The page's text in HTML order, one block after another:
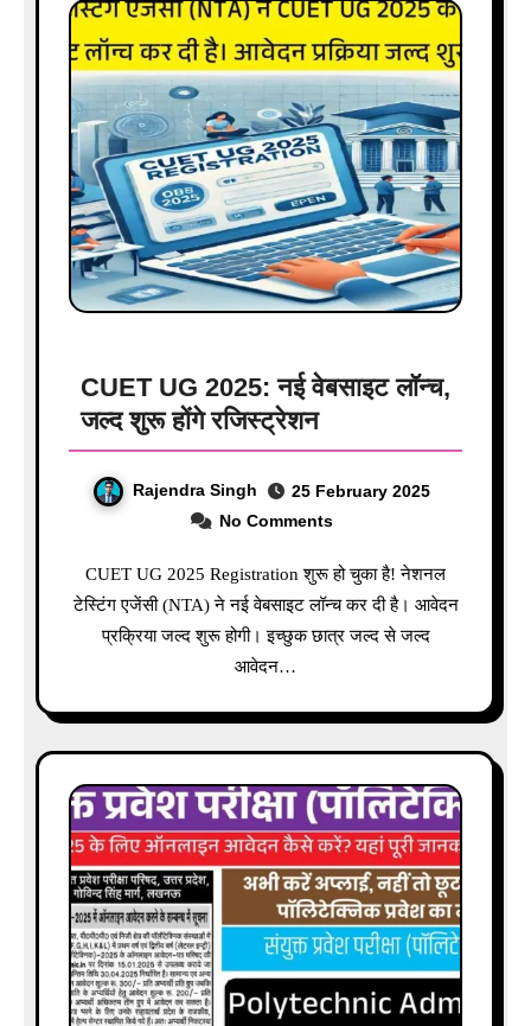
CUET UG 2025: नई वेबसाइट लॉन्च,
जल्द शुरू होंगे रजिस्ट्रेशन
Rajendra Singh
25 February 2025
No Comments
CUET UG 2025 Registration शुरू हो चुका है! नेशनल
टेस्टिंग एजेंसी (NTA) ने नई वेबसाइट लॉन्च कर दी है। आवेदन
प्रक्रिया जल्द शुरू होगी। इच्छुक छात्र जल्द से जल्द
आवेदन…